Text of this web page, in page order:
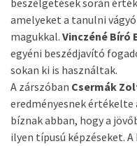
beszélgetések során
amelyeket a tanulni
magukkal. Vinczéné Bíró
egyéni beszédjavító
sokan ki is használtak.
A zárszóban Csermák
eredményesnek
bíznak abban, hogy a
ilyen típusú képzéseket.